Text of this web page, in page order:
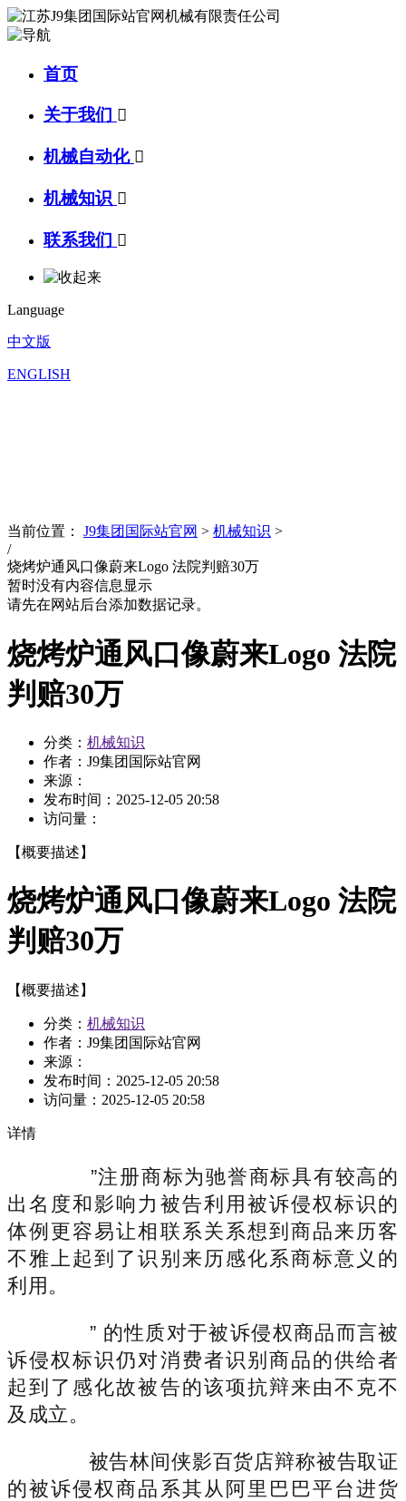
首页
关于我们 
机械自动化 
机械知识 
联系我们 
Language
中文版
ENGLISH
当前位置： J9集团国际站官网 > 机械知识 >
/
烧烤炉通风口像蔚来Logo 法院判赔30万
暂时没有内容信息显示
请先在网站后台添加数据记录。
烧烤炉通风口像蔚来Logo 法院
判赔30万
分类： 机械知识
作者：J9集团国际站官网
来源：
发布时间： 2025-12-05 20:58
访问量：
【概要描述】
烧烤炉通风口像蔚来Logo 法院
判赔30万
【概要描述】
分类： 机械知识
作者：J9集团国际站官网
来源：
发布时间： 2025-12-05 20:58
访问量： 2025-12-05 20:58
详情
”注册商标为驰誉商标具有较高的
出名度和影响力被告利用被诉侵权标识的
体例更容易让相联系关系想到商品来历客
不雅上起到了识别来历感化系商标意义的
利用。
” 的性质对于被诉侵权商品而言被
诉侵权标识仍对消费者识别商品的供给者
起到了感化故被告的该项抗辩来由不克不
及成立。
被告林间侠影百货店辩称被告取证
的被诉侵权商品系其从阿里巴巴平台进货